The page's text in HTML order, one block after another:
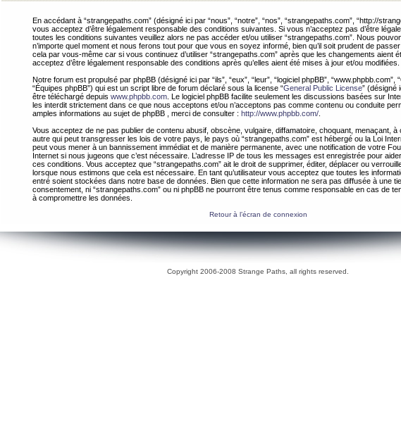
En accédant à “strangepaths.com” (désigné ici par “nous”, “notre”, “nos”, “strangepaths.com”, “http://
vous acceptez d’être légalement responsable des conditions suivantes. Si vous n’acceptez pas d’être
toutes les conditions suivantes veuillez alors ne pas accéder et/ou utiliser “strangepaths.com”. Nous
n’importe quel moment et nous ferons tout pour que vous en soyez informé, bien qu’il soit prudent de
cela par vous-même car si vous continuez d’utiliser “strangepaths.com” après que les changements aient
acceptez d’être légalement responsable des conditions après qu’elles aient été mises à jour et/ou modifiées.
Notre forum est propulsé par phpBB (désigné ici par “ils”, “eux”, “leur”, “logiciel phpBB”, “www.phpbb.com”,
“Équipes phpBB”) qui est un script libre de forum déclaré sous la license “General Public License” (désigné
être téléchargé depuis www.phpbb.com . Le logiciel phpBB facilite seulement les discussions basées sur
les interdit strictement dans ce que nous acceptons et/ou n’acceptons pas comme contenu ou conduite
amples informations au sujet de phpBB , merci de consulter : http://www.phpbb.com/
Vous acceptez de ne pas publier de contenu abusif, obscène, vulgaire, diffamatoire, choquant, menaçant,
autre qui peut transgresser les lois de votre pays, le pays où “strangepaths.com” est hébergé ou la Loi
peut vous mener à un bannissement immédiat et de manière permanente, avec une notification de votre
Internet si nous jugeons que c’est nécessaire. L’adresse IP de tous les messages est enregistrée pour
ces conditions. Vous acceptez que “strangepaths.com” ait le droit de supprimer, éditer, déplacer ou
lorsque nous estimons que cela est nécessaire. En tant qu’utilisateur vous acceptez que toutes les
entré soient stockées dans notre base de données. Bien que cette information ne sera pas diffusée à une
consentement, ni “strangepaths.com” ou ni phpBB ne pourront être tenus comme responsable en cas de
à compromettre les données.
Retour à l’écran de connexion
Copyright 2006-2008 Strange Paths, all rights reserved.